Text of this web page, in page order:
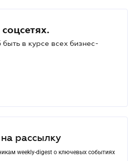
в курсе всех бизнес-
рассылку
weekly-digest о ключевых событиях